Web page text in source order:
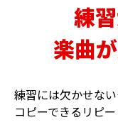
DELAY
練
楽曲
練習には欠かせな
コピーできるリピ